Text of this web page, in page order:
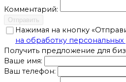
Комментарий:
Отправить
Нажимая на кнопку
на обработку персональных
Получить предложение для
Ваше имя:
Ваш телефон: